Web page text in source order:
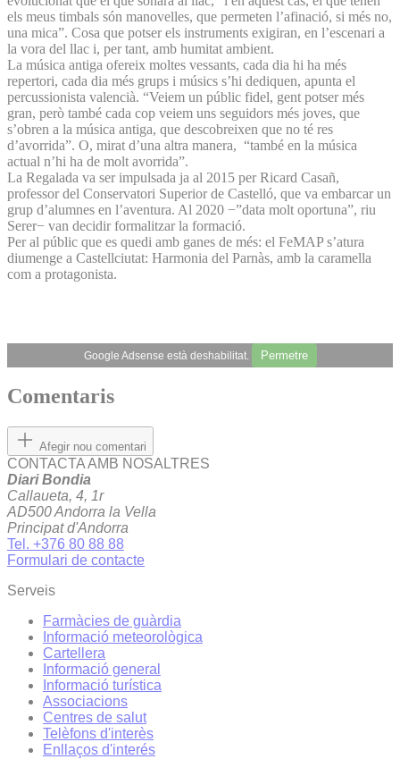
els meus timbals són manovelles, que permeten l’afinació, si més no,
una mica”. Cosa que potser els instruments exigiran, en l’escenari a
la vora del llac i, per tant, amb humitat ambient.
La música antiga ofereix moltes vessants, cada dia hi ha més
repertori, cada dia més grups i músics s’hi dediquen, apunta el
percussionista valencià. “Veiem un públic fidel, gent potser més
gran, però també cada cop veiem uns seguidors més joves, que
s’obren a la música antiga, que descobreixen que no té res
d’avorrida”. O, mirat d’una altra manera, “també en la música
actual n’hi ha de molt avorrida”.
La Regalada va ser impulsada ja al 2015 per Ricard Casañ,
professor del Conservatori Superior de Castelló, que va embarcar un
grup d’alumnes en l’aventura. Al 2020 −”data molt oportuna”, riu
Serer− van decidir formalitzar la formació.
Per al públic que es quedi amb ganes de més: el FeMAP s’atura
diumenge a Castellciutat: Harmonia del Parnàs, amb la caramella
com a protagonista.
Google Adsense està deshabilitat. Permetre
Comentaris
Afegir nou comentari
CONTACTA AMB NOSALTRES
Diari Bondia
Callaueta, 4, 1r
AD500 Andorra la Vella
Principat d'Andorra
Tel. +376 80 88 88
Formulari de contacte
Serveis
Farmàcies de guàrdia
Informació meteorològica
Cartellera
Informació general
Informació turística
Associacions
Centres de salut
Telèfons d'interès
Enllaços d'interés